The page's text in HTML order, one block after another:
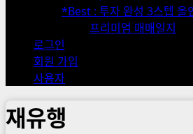
*Best : 투자 완성 3스텝 올
프리미엄 매매일지
로그인
회원 가입
사용자
재유행